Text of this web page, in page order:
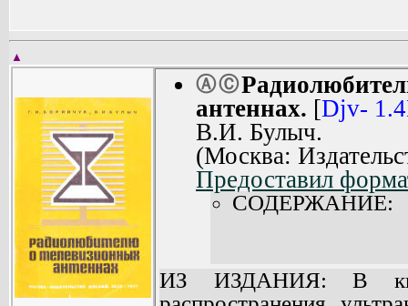
▲
ⒶⒸ
антеннах. [Djv-
В.И. Булыч.
(Москва:
Предоставил
СОДЕРЖАНИЕ:
ИЗ ИЗДАНИЯ: В